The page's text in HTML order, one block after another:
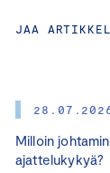
Milloin
ajattelukykyä?
JAA